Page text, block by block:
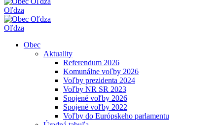
Oľdza
Oľdza
Obec
Aktuality
Referendum 2026
Komunálne voľby 2026
Voľby prezidenta 2024
Voľby NR SR 2023
Spojené voľby 2026
Spojené voľby 2022
Voľby do Európskeho parlamentu